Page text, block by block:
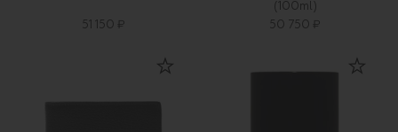
51 150 ₽
(100ml)
50 750 ₽